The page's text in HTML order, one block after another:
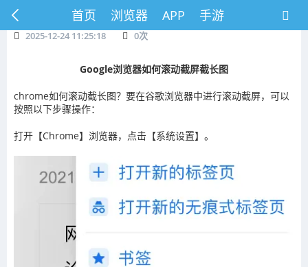
首页 浏览器 APP 手游
2025-12-24 11:25:18 0次
Google浏览器如何滚动截屏截长图
chrome如何滚动截长图？要在谷歌浏览器中进行滚动截屏，可以
按照以下步骤操作：
打开【Chrome】浏览器，点击【系统设置】。